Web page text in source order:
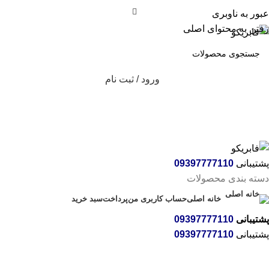
عبور به ناوبری
رفتن به محتوای اصلی
ورود / ثبت نام
پشتیبانی 09397777110
دسته بندی محصولات
خانه اصلیحساب کاربری منپرداختسبد خرید
پشتیبانی 09397777110
پشتیبانی 09397777110